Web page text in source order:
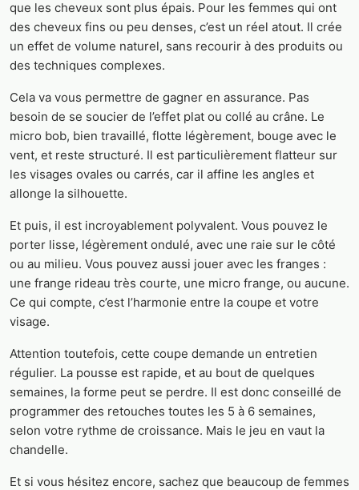
que les cheveux sont plus épais. Pour les femmes qui ont
des cheveux fins ou peu denses, c’est un réel atout. Il crée
un effet de volume naturel, sans recourir à des produits ou
des techniques complexes.
Cela va vous permettre de gagner en assurance. Pas
besoin de se soucier de l’effet plat ou collé au crâne. Le
micro bob, bien travaillé, flotte légèrement, bouge avec le
vent, et reste structuré. Il est particulièrement flatteur sur
les visages ovales ou carrés, car il affine les angles et
allonge la silhouette.
Et puis, il est incroyablement polyvalent. Vous pouvez le
porter lisse, légèrement ondulé, avec une raie sur le côté
ou au milieu. Vous pouvez aussi jouer avec les franges :
une frange rideau très courte, une micro frange, ou aucune.
Ce qui compte, c’est l’harmonie entre la coupe et votre
visage.
Attention toutefois, cette coupe demande un entretien
régulier. La pousse est rapide, et au bout de quelques
semaines, la forme peut se perdre. Il est donc conseillé de
programmer des retouches toutes les 5 à 6 semaines,
selon votre rythme de croissance. Mais le jeu en vaut la
chandelle.
Et si vous hésitez encore, sachez que beaucoup de femmes